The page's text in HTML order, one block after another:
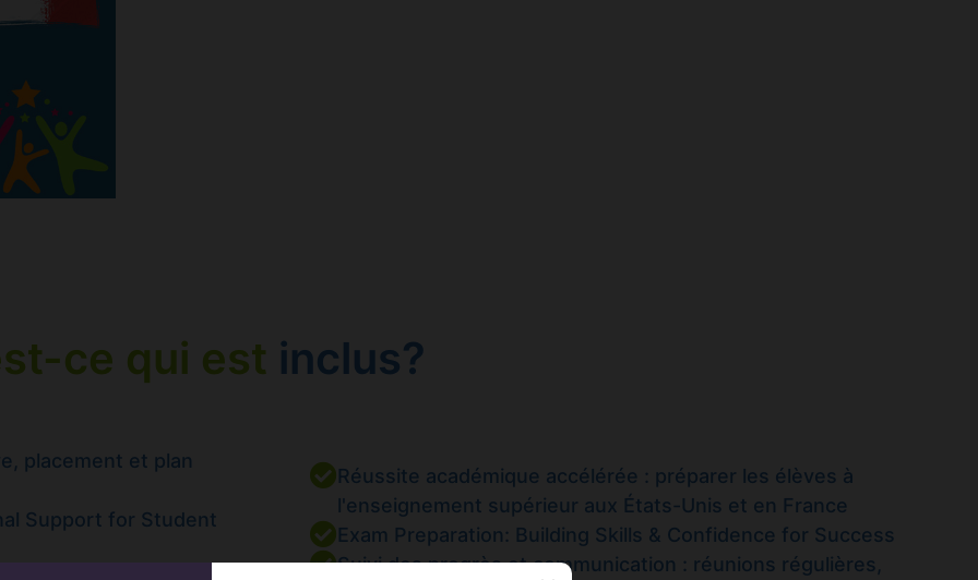
ce qui est inclus?
placement et plan
Support for Student
Réussite académique accélérée : préparer les élèves à
l'enseignement supérieur aux États-Unis et en France
Exam Preparation: Building Skills & Confidence for Success
Suivi des progrès et communication : réunions régulières,